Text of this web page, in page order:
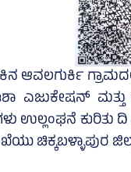
ಆವಲಗುರ್ಕಿ
ಎಜುಕೇಷನ್
ಉಲ್ಲಂಘನೆ ಕುರಿತು
ಚಿಕ್ಕಬಳ್ಳಾಪುರ